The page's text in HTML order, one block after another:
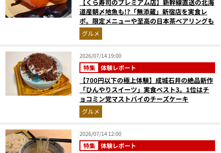
【くら寿司のプレミアム店】新幹線直送の北海
道産朝〆地魚も!?「無添蔵」新宿店を実食レ
ポ。限定メニューや至高の日本茶ペアリングも
グルメ
2026/07/14 19:00
特集 体験レポート
【700円以下の極上体験】成城石井の絶品新作
「ひんやりスイーツ」実食ベスト3。1位はチ
ョコミン党マストバイのチーズケーキ
グルメ
2026/07/14 12:00
特集 体験レポート